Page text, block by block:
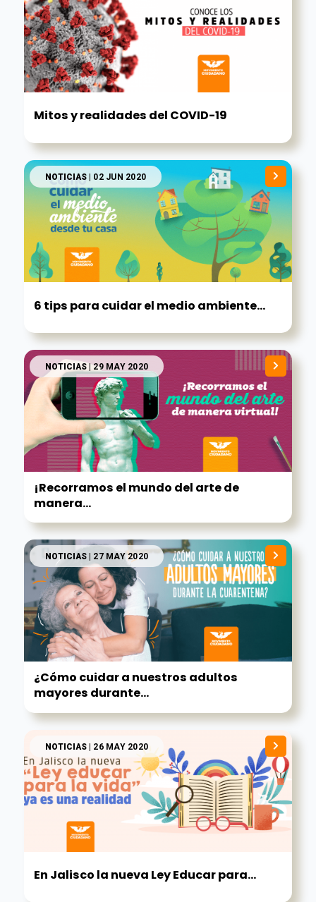
Mitos y realidades del COVID-19
NOTICIAS| 02 JUN 2020
6 tips para cuidar el medio ambiente...
NOTICIAS| 29 MAY 2020
¡Recorramos el mundo del arte de
manera...
NOTICIAS| 27 MAY 2020
¿Cómo cuidar a nuestros adultos
mayores durante...
NOTICIAS| 26 MAY 2020
En Jalisco la nueva Ley Educar para...